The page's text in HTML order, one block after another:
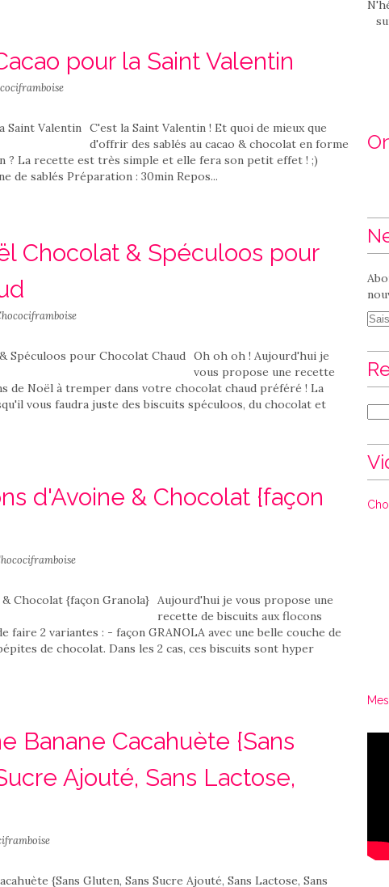
pour la Saint Valentin
C'est la Saint Valentin ! Et quoi de mieux que
d'offrir des sablés au cacao & chocolat en forme
? La recette est très simple et elle fera son petit effet ! ;)
de sablés Préparation : 30min Repos...
Chocolat & Spéculoos pour
Oh oh oh ! Aujourd'hui je
vous propose une recette
de Noël à tremper dans votre chocolat chaud préféré ! La
vous faudra juste des biscuits spéculoos, du chocolat et
d'Avoine & Chocolat {façon
Aujourd'hui je vous propose une
recette de biscuits aux flocons
faire 2 variantes : - façon GRANOLA avec une belle couche de
de chocolat. Dans les 2 cas, ces biscuits sont hyper
Banane Cacahuète {Sans
Ajouté, Sans Lactose,